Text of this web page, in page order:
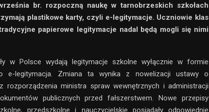
br. rozpoczną naukę w tarnobrzeskich szkołach
plastikowe karty, czyli e-legitymacje. Uczniowie klas
papierowe legitymacje nadal będą mogli się nimi
w Polsce wydają legitymacje szkolne wyłącznie w formie
e-legitymacja. Zmiana ta wynika z nowelizacji ustawy o
rozporządzenia ministra spraw wewnętrznych i administracji
publicznych przed fałszerstwem. Nowe przepisy
przedszkolne i nauczycielskie posiadały odpowiednie